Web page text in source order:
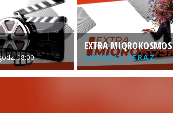
08:00
EXTRA MIQROKOSMOS
SŁUCHAJ TERAZ